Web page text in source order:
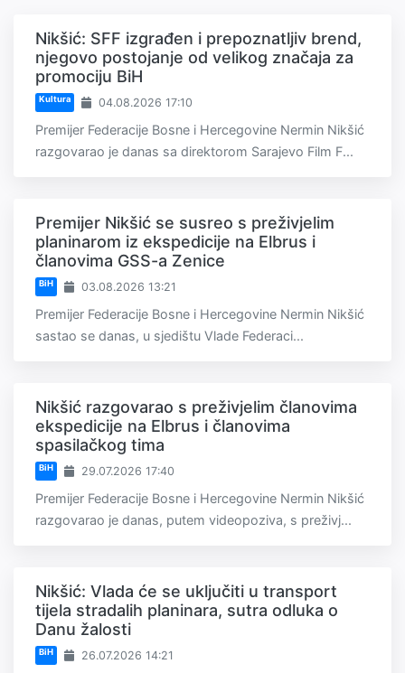
Nikšić: SFF izgrađen i prepoznatljiv brend,
njegovo postojanje od velikog značaja za
promociju BiH
Kultura 04.08.2026 17:10
Premijer Federacije Bosne i Hercegovine Nermin Nikšić
razgovarao je danas sa direktorom Sarajevo Film F...
Premijer Nikšić se susreo s preživjelim
planinarom iz ekspedicije na Elbrus i
članovima GSS-a Zenice
BiH 03.08.2026 13:21
Premijer Federacije Bosne i Hercegovine Nermin Nikšić
sastao se danas, u sjedištu Vlade Federaci...
Nikšić razgovarao s preživjelim članovima
ekspedicije na Elbrus i članovima
spasilačkog tima
BiH 29.07.2026 17:40
Premijer Federacije Bosne i Hercegovine Nermin Nikšić
razgovarao je danas, putem videopoziva, s preživj...
Nikšić: Vlada će se uključiti u transport
tijela stradalih planinara, sutra odluka o
Danu žalosti
BiH 26.07.2026 14:21